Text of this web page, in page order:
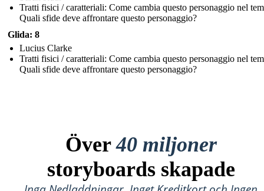
Tratti fisici / caratteriali: Come cambia questo personaggio nel
Quali sfide deve affrontare questo personaggio?
Glida: 8
Lucius Clarke
Tratti fisici / caratteriali: Come cambia questo personaggio nel
Quali sfide deve affrontare questo personaggio?
Över40 miljoner
storyboards skapade